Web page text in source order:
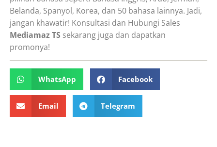
Belanda, Spanyol, Korea, dan 50 bahasa lainnya. Jadi,
jangan khawatir! Konsultasi dan Hubungi Sales
Mediamaz TS sekarang juga dan dapatkan
promonya!
WhatsApp Facebook
Email Telegram